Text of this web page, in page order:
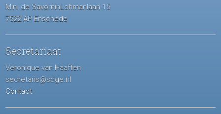
Min. de SavorninLohmanlaan 15
7522 AP Enschede
Secretariaat
Veronique van Haaften
secretaris@sdge.nl
Contact